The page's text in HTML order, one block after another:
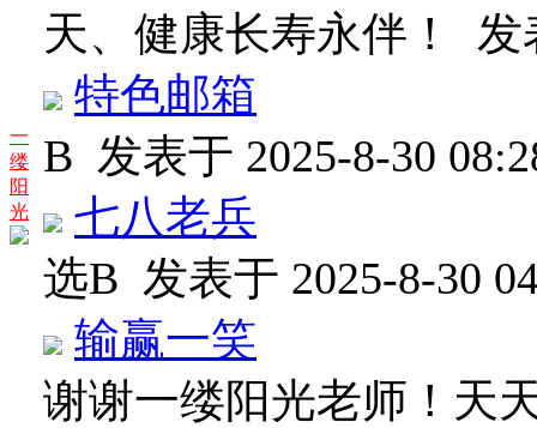
一
缕
阳
光
天、健康长寿永伴！ 发
特色邮箱
B 发表于 2025-8-30
七八老兵
选B 发表于 2025-8-30
输赢一笑
谢谢一缕阳光老师！天